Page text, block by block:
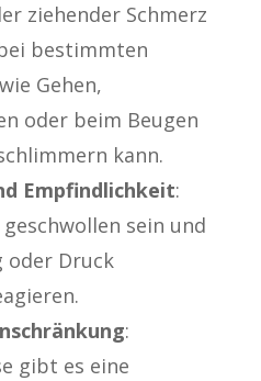
ziehender Schmerz
bestimmten
Gehen,
oder beim Beugen
kann.
Empfindlichkeit:
geschwollen sein und
oder Druck
:
gibt es eine